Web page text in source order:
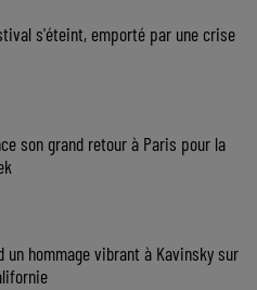
s'éteint, emporté par une crise
son grand retour à Paris pour la
un hommage vibrant à Kavinsky sur